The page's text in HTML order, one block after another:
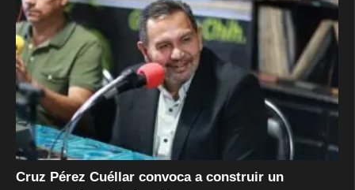
Cruz Pérez Cuéllar convoca a construir un